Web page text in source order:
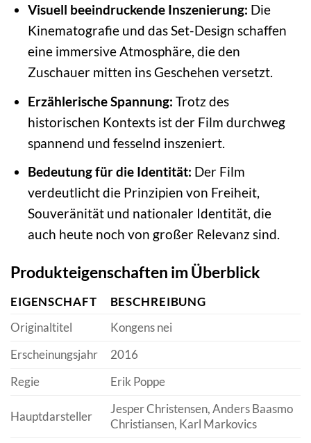
Visuell beeindruckende Inszenierung: Die
Kinematografie und das Set-Design schaffen
eine immersive Atmosphäre, die den
Zuschauer mitten ins Geschehen versetzt.
Erzählerische Spannung: Trotz des
historischen Kontexts ist der Film durchweg
spannend und fesselnd inszeniert.
Bedeutung für die Identität: Der Film
verdeutlicht die Prinzipien von Freiheit,
Souveränität und nationaler Identität, die
auch heute noch von großer Relevanz sind.
Produkteigenschaften im Überblick
EIGENSCHAFT
BESCHREIBUNG
Originaltitel
Kongens nei
Erscheinungsjahr
2016
Regie
Erik Poppe
Hauptdarsteller
Jesper Christensen, Anders Baasmo
Christiansen, Karl Markovics